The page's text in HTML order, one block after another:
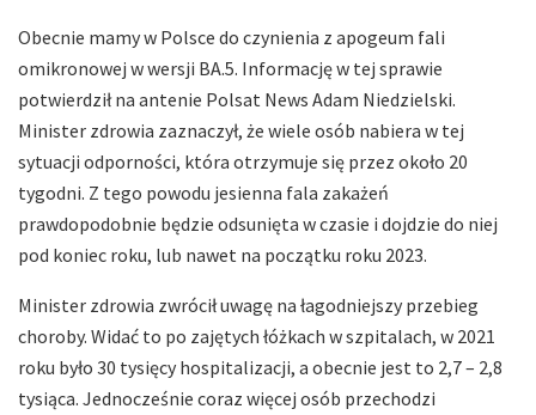
Obecnie mamy w Polsce do czynienia z apogeum fali
omikronowej w wersji BA.5. Informację w tej sprawie
potwierdził na antenie Polsat News Adam Niedzielski.
Minister zdrowia zaznaczył, że wiele osób nabiera w tej
sytuacji odporności, która otrzymuje się przez około 20
tygodni. Z tego powodu jesienna fala zakażeń
prawdopodobnie będzie odsunięta w czasie i dojdzie do niej
pod koniec roku, lub nawet na początku roku 2023.
Minister zdrowia zwrócił uwagę na łagodniejszy przebieg
choroby. Widać to po zajętych łóżkach w szpitalach, w 2021
roku było 30 tysięcy hospitalizacji, a obecnie jest to 2,7 – 2,8
tysiąca. Jednocześnie coraz więcej osób przechodzi